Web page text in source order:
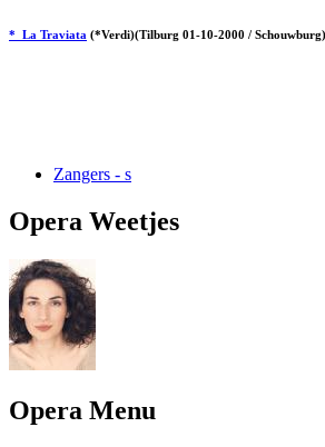
* La Traviata (*Verdi)(Tilburg 01-10-2000 /
Zangers - s
Opera Weetjes
Opera Menu